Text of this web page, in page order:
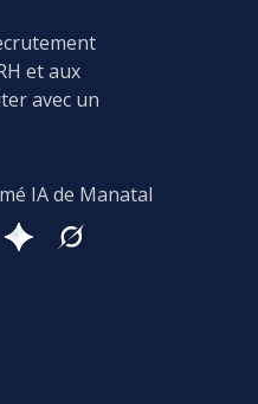
et aux
avec un
IA de Manatal